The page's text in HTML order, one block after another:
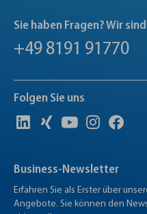
Sie haben Fragen? Wir
+49 8191 91770
Folgen Sie uns
Business-Newsletter
Erfahren Sie als Erster über
Angebote. Sie können den